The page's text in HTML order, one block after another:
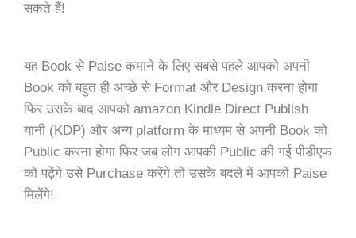
सकते हैं!
यह Book से Paise कमाने के लिए सबसे पहले आपको अपनी
Book को बहुत ही अच्छे से Format और Design करना होगा
फिर उसके बाद आपको amazon Kindle Direct Publish
यानी (KDP) और अन्य platform के माध्यम से अपनी Book को
Public करना होगा फिर जब लोग आपकी Public की गई पीडीएफ
को पढ़ेंगे उसे Purchase करेंगे तो उसके बदले में आपको Paise
मिलेंगे!